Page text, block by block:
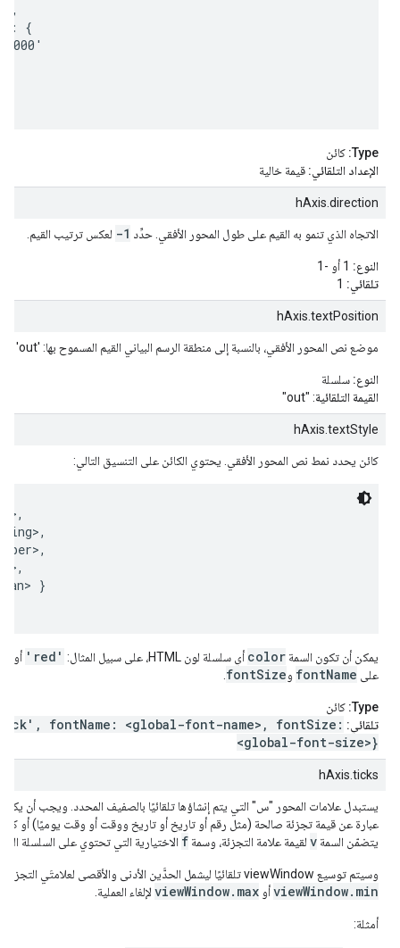
{
Type: كائن
الإعداد التلقائي: قيمة خالية
hAxis.direction
الاتجاه الذي تنمو به القيم على طول المحور الأفقي. حدِّد -1 لعكس ترتيب القيم.
النوع:
تلقائي:
hAxis.textPosition
موضع نص المحور الأفقي، بالنسبة إلى منطقة الرسم البياني القيم المسموح بها: 'out' و'in' و'none'.
النوع: سلسلة
القيمة التلقائية: "out"
hAxis.textStyle
كائن يحدد نمط نص المحور الأفقي. يحتوي الكائن على التنسيق التالي:
}
يمكن أن تكون السمة color أي سلسلة لون HTML، على سبيل المثال: 'red' أو
على fontName وfontSize
Type: كائن
تلقائي: fontName: <global-font-name>, fontSize:
<global-font-size>}
hAxis.ticks
يستبدل علامات المحور "س" التي يتم إنشاؤها تلقائيًا بالصفيف المحدد. ويجب أن
عبارة عن قيمة تجزئة صالحة (مثل رقم أو تاريخ أو تاريخ ووقت أو وقت يوميًا) أو كائنًا.
يتضمّن السمة v لقيمة علامة التجزئة، وسمة f الاختيارية التي تحتوي على السلسلة
وسيتم توسيع viewWindow تلقائيًا ليشمل الحدَّين الأدنى والأقصى لعلامتَي التجزئة ما لم تحدّد
viewWindow.minأو viewWindow.max لإلغاء العملية.
أمثلة: